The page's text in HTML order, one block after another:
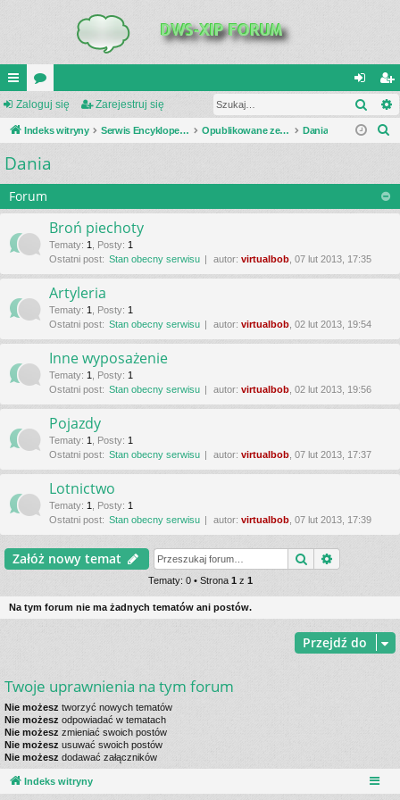
UI
C
K
_L
IN
K
or
a
al
og
si
ę
ar
ej
tru
j
Zaloguj się Zarejestruj się
Indeks witryny Serwis Encyklopedia Uzbrojenia Opublikowane zestawienia Dania
a
Dania
Forum
Broń piechoty
Tematy: 1 Posty: 1
Ostatni post: Stan obecny serwisu autor: virtualbob , 07 lut 2013, 17:35
Artyleria
Tematy: 1 Posty: 1
Ostatni post: Stan obecny serwisu autor: virtualbob , 02 lut 2013, 19:54
Inne wyposażenie
Tematy: 1 Posty: 1
Ostatni post: Stan obecny serwisu autor: virtualbob , 02 lut 2013, 19:56
Pojazdy
Tematy: 1 Posty: 1
Ostatni post: Stan obecny serwisu autor: virtualbob , 07 lut 2013, 17:37
Lotnictwo
Tematy: 1 Posty: 1
Ostatni post: Stan obecny serwisu autor: virtualbob , 07 lut 2013, 17:39
Załóż nowy temat Szukaj
Tematy: 0 • Strona 1z 1
Na tym forum nie ma żadnych tematów ani postów.
Przejdź do
Twoje uprawnienia na tym forum
Nie możesz tworzyć nowych tematów
Nie możesz odpowiadać w tematach
Nie możesz zmieniać swoich postów
Nie możesz usuwać swoich postów
Nie możesz dodawać załączników
Indeks witryny